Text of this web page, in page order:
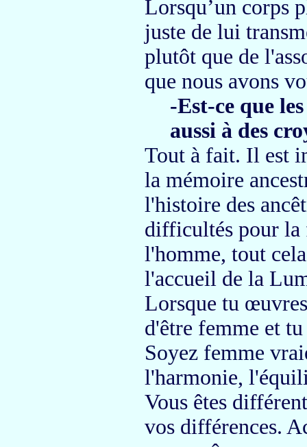
Lorsqu’un corps
juste de lui
plutôt que de
que nous avons
-Est-ce que
aussi à des
Tout à fait. Il est
la mémoire
l'histoire des
difficultés pour
l'homme, tout
l'accueil de la
Lorsque tu
d'être femme et
Soyez femme
l'harmonie,
Vous êtes
vos différences.